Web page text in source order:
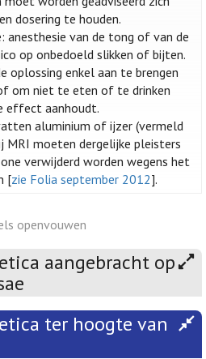
dosering te houden.
anesthesie van de tong of van de
op onbedoeld slikken of bijten.
oplossing enkel aan te brengen
om niet te eten of te drinken
effect aanhoudt.
aluminium of ijzer (vermeld
MRI moeten dergelijke pleisters
verwijderd worden wegens het
[zie Folia september 2012].
openvouwen
aangebracht op
ter hoogte van